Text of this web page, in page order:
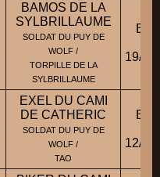
BAMOS DE LA
SYLBRILLAUME
SOLDAT DU PUY DE
WOLF /
TORPILLE DE LA
SYLBRILLAUME
19/
EXEL DU CAMI
DE CATHERIC
SOLDAT DU PUY DE
WOLF /
TAO
12/